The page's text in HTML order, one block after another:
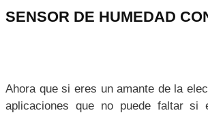
SENSOR DE HUMEDAD
Ahora que si eres un amante de la
aplicaciones que no puede faltar si